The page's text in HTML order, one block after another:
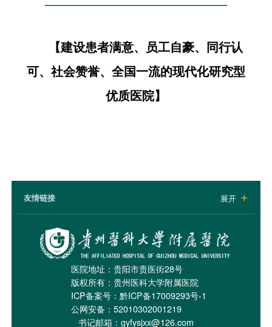
【建设患者满意、员工自豪、同行认
可、社会赞誉、全国一流的现代化研究型
优质医院】
友情链接 展开 
医院地址：贵阳市贵医街28号
版权所有：贵州医科大学附属医院
ICP备案号： 黔ICP备17009293号-1
公网安备：52010302001219
书记邮箱：gyfysjxx@126.com